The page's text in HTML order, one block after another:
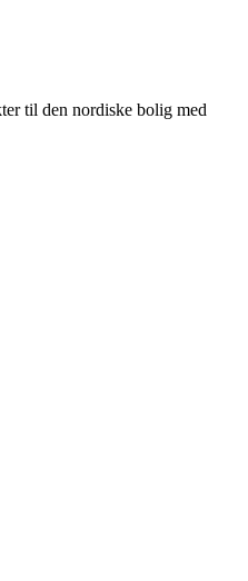
til den nordiske bolig med